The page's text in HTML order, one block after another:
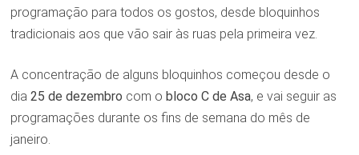
programação para todos os gostos, desde bloquinhos
tradicionais aos que vão sair às ruas pela primeira vez.
A concentração de alguns bloquinhos começou desde o
dia 25 de dezembro com o bloco C de Asa, e vai seguir as
programações durante os fins de semana do mês de
janeiro.